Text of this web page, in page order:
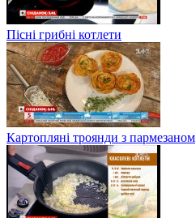
Пісні грибні котлети
Картопляні троянди з пармезаном